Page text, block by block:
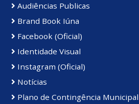
Audiências Publicas
Brand Book Iúna
Facebook (Oficial)
Identidade Visual
Instagram (Oficial)
Notícias
Plano de Contingência Municipal